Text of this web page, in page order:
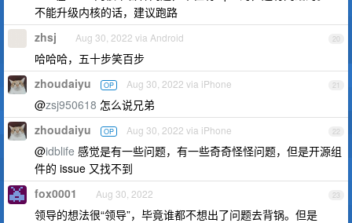
不能升级内核的话，建议跑路
20
zhsj Aug 30, 2022 via Android
哈哈哈，五十步笑百步
21
zhoudaiyu OP Aug 30, 2022 via iPhone
@zsj950618 怎么说兄弟
22
zhoudaiyu OP Aug 30, 2022 via iPhone
@idblife 感觉是有一些问题，有一些奇奇怪怪问题，但是开源组
件的 issue 又找不到
23
fox0001 Aug 30, 2022
领导的想法很“领导”，毕竟谁都不想出了问题去背锅。但是